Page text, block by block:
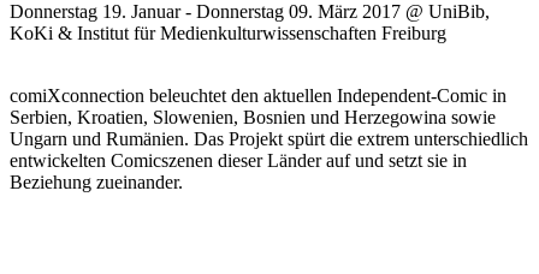
Donnerstag 19. Januar - Donnerstag 09. März 2017 @ UniBib,
KoKi & Institut für Medienkulturwissenschaften Freiburg
comiXconnection beleuchtet den aktuellen Independent-Comic in
Serbien, Kroatien, Slowenien, Bosnien und Herzegowina sowie
Ungarn und Rumänien. Das Projekt spürt die extrem unterschiedlich
entwickelten Comicszenen dieser Länder auf und setzt sie in
Beziehung zueinander.